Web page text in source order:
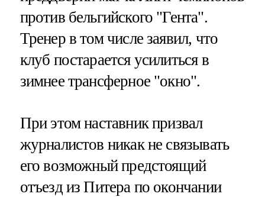
против бельгийского "Гента".
Тренер в том числе заявил, что
клуб постарается усилиться в
зимнее трансферное "окно".
При этом наставник призвал
журналистов никак не связывать
его возможный предстоящий
отъезд из Питера по окончании